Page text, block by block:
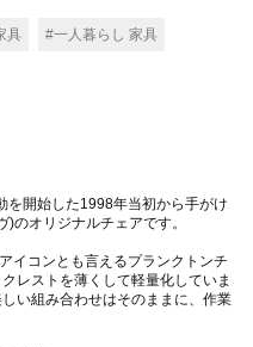
具 #一人暮らし 家具
を開始した1998年当初から手がけ
のオリジナルチェアです。
イコンとも言えるプランクトンチ
レストを薄くして軽量化していま
い組み合わせはそのままに、作業